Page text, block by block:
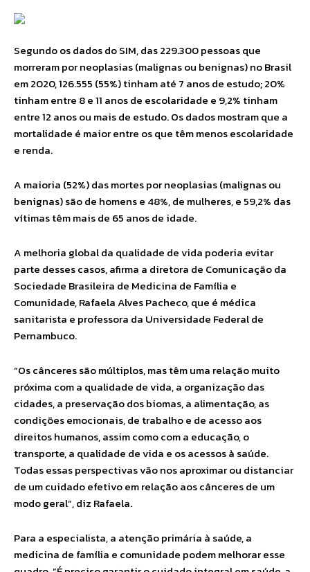
Segundo os dados do SIM, das 229.300 pessoas que
morreram por neoplasias (malignas ou benignas) no Brasil
em 2020, 126.555 (55%) tinham até 7 anos de estudo; 20%
tinham entre 8 e 11 anos de escolaridade e 9,2% tinham
entre 12 anos ou mais de estudo. Os dados mostram que a
mortalidade é maior entre os que têm menos escolaridade
e renda.
A maioria (52%) das mortes por neoplasias (malignas ou
benignas) são de homens e 48%, de mulheres, e 59,2% das
vítimas têm mais de 65 anos de idade.
A melhoria global da qualidade de vida poderia evitar
parte desses casos, afirma a diretora de Comunicação da
Sociedade Brasileira de Medicina de Família e
Comunidade, Rafaela Alves Pacheco, que é médica
sanitarista e professora da Universidade Federal de
Pernambuco.
“Os cânceres são múltiplos, mas têm uma relação muito
próxima com a qualidade de vida, a organização das
cidades, a preservação dos biomas, a alimentação, as
condições emocionais, de trabalho e de acesso aos
direitos humanos, assim como com a educação, o
transporte, a qualidade de vida e os acessos à saúde.
Todas essas perspectivas vão nos aproximar ou distanciar
de um cuidado efetivo em relação aos cânceres de um
modo geral”, diz Rafaela.
Para a especialista, a atenção primária à saúde, a
medicina de família e comunidade podem melhorar esse